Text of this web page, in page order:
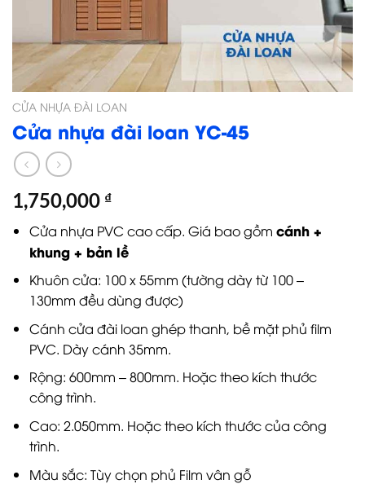
CỬA NHỰA ĐÀI LOAN
Cửa nhựa đài loan YC-45
1,750,000 ₫
Cửa nhựa PVC cao cấp. Giá bao gồm cánh +
khung + bản lề
Khuôn cửa: 100 x 55mm (tường dày từ 100 –
130mm đều dùng được)
Cánh cửa đài loan ghép thanh, bề mặt phủ film
PVC. Dày cánh 35mm.
Rộng: 600mm – 800mm. Hoặc theo kích thước
công trình.
Cao: 2.050mm. Hoặc theo kích thước của công
trình.
Màu sắc: Tùy chọn phủ Film vân gỗ